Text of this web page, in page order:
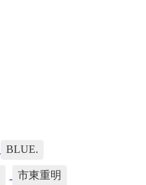
BLUE.
市東重明